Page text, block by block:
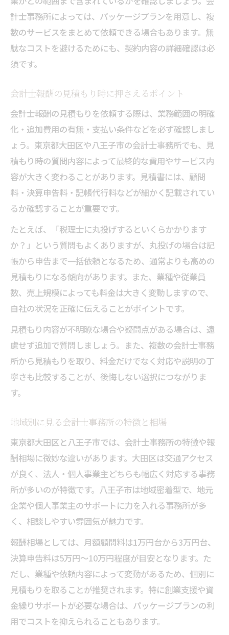
計士事務所によっては、パッケージプランを用意し、複
数のサービスをまとめて依頼できる場合もあります。無
駄なコストを避けるためにも、契約内容の詳細確認は必
須です。
会計士報酬の見積もり時に押さえるポイント
会計士報酬の見積もりを依頼する際は、業務範囲の明確
化・追加費用の有無・支払い条件などを必ず確認しまし
ょう。東京都大田区や八王子市の会計士事務所でも、見
積もり時の質問内容によって最終的な費用やサービス内
容が大きく変わることがあります。見積書には、顧問
料・決算申告料・記帳代行料などが細かく記載されてい
るか確認することが重要です。
たとえば、「税理士に丸投げするといくらかかります
か？」という質問もよくありますが、丸投げの場合は記
帳から申告まで一括依頼となるため、通常よりも高めの
見積もりになる傾向があります。また、業種や従業員
数、売上規模によっても料金は大きく変動しますので、
自社の状況を正確に伝えることがポイントです。
見積もり内容が不明瞭な場合や疑問点がある場合は、遠
慮せず追加で質問しましょう。また、複数の会計士事務
所から見積もりを取り、料金だけでなく対応や説明の丁
寧さも比較することが、後悔しない選択につながりま
す。
地域別に見る会計士事務所の特徴と相場
東京都大田区と八王子市では、会計士事務所の特徴や報
酬相場に微妙な違いがあります。大田区は交通アクセス
が良く、法人・個人事業主どちらも幅広く対応する事務
所が多いのが特徴です。八王子市は地域密着型で、地元
企業や個人事業主のサポートに力を入れる事務所が多
く、相談しやすい雰囲気が魅力です。
報酬相場としては、月額顧問料は1万円台から3万円台、
決算申告料は5万円～10万円程度が目安となります。た
だし、業種や依頼内容によって変動があるため、個別に
見積もりを取ることが推奨されます。特に創業支援や資
金繰りサポートが必要な場合は、パッケージプランの利
用でコストを抑えられることもあります。